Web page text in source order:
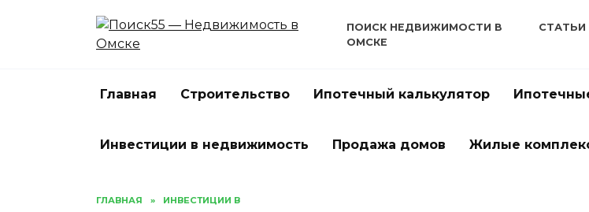
ПОИСК НЕДВИЖИМОСТИ В
ОМСКЕ
СТАТЬИ
Главная Строительство Ипотечный калькулятор
Инвестиции в недвижимость Продажа домов Жилые
ГЛАВНАЯ » ИНВЕСТИЦИИ В